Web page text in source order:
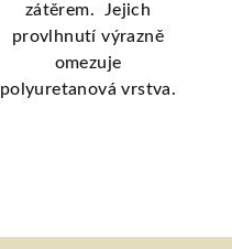
zátěrem. Jejich
provlhnutí výrazně
omezuje
polyuretanová vrstva.